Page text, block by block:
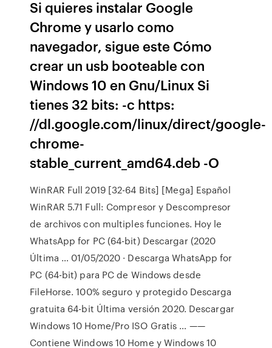
Si quieres instalar Google
Chrome y usarlo como
navegador, sigue este Cómo
crear un usb booteable con
Windows 10 en Gnu/Linux Si
tienes 32 bits: -c https:
//dl.google.com/linux/direct/google-
chrome-
stable_current_amd64.deb -O
WinRAR Full 2019 [32-64 Bits] [Mega] Español
WinRAR 5.71 Full: Compresor y Descompresor
de archivos con multiples funciones. Hoy le
WhatsApp for PC (64-bit) Descargar (2020
Última … 01/05/2020 · Descarga WhatsApp for
PC (64-bit) para PC de Windows desde
FileHorse. 100% seguro y protegido Descarga
gratuita 64-bit Última versión 2020. Descargar
Windows 10 Home/Pro ISO Gratis … ——
Contiene Windows 10 Home y Windows 10